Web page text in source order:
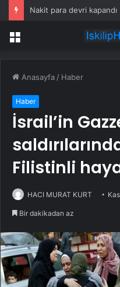
Nakit para devri kapandı
Menü
Anasayfa / Haber
Haber
İsrail’in
Filistinli
HACI MURAT KURT
Bir dakikadan az